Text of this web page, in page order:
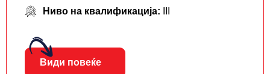
Ниво на квалификација:
Види повеќе